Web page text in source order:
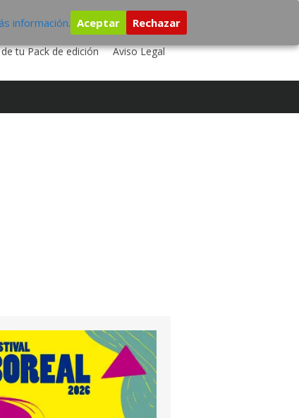
ESTUDIO DE GRABACIÓN
tu Pack de edición
Aviso Legal
información. Aceptar Rechazar